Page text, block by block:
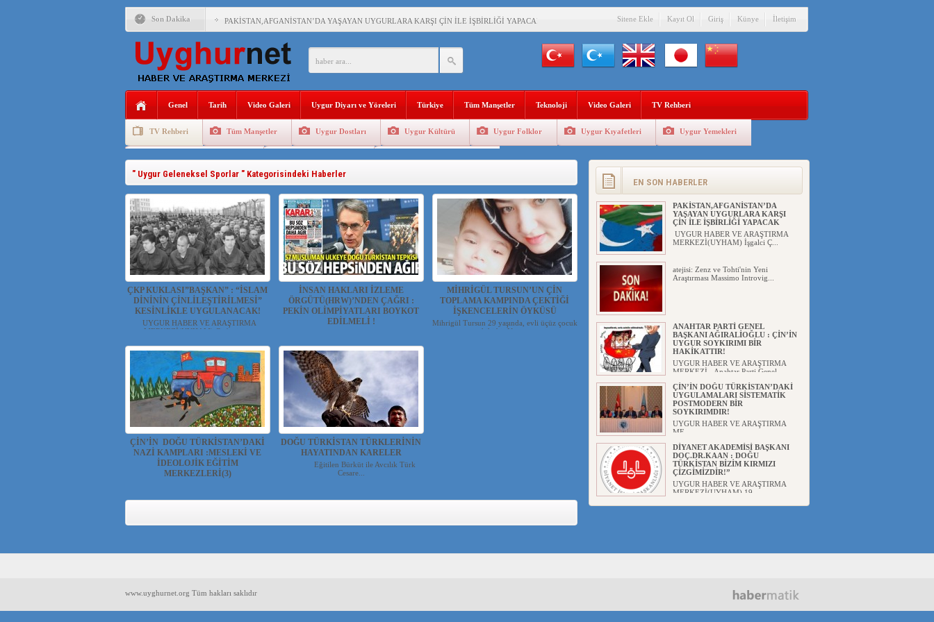
Son Dakika PAKİSTAN,AFGANİSTAN’DA YAŞAYAN UYGURLARA KARŞI ÇİN İLE İŞBİRLİĞİ YAPACAK
ANAHTAR PARTİ GENEL BAŞKANI AĞIRALİOĞLU : ÇİN’İN UYGUR SOYKIRIMI BİR HAKİKATTIR!
ÇİN’İN DOĞU TÜRKİSTAN’DAKİ UYGULAMALARI SİSTEMATİK POSTMODERN BİR SOYKIRIMDIR!
DİYANET AKADEMİSİ BAŞKANI DOÇ.DR.KAAN : DOĞU TÜRKİSTAN BİZİM KIRMIZI ÇİZGİMİZDİR!”
ÇİN’İN ANKARA BÜYÜKELÇİSİ JİANG’İN TRABZON ZİYARETİ
Sitene Ekle Kayıt Ol Giriş Künye İletişim
Genel Tarih Video Galeri Uygur Diyarı ve Yöreleri Türkiye Tüm Manşetler Teknoloji Video Galeri TV Rehberi
TV Rehberi Tüm Manşetler Uygur Dostları Uygur Kültürü Uygur Folklor Uygur Kıyafetleri Uygur Yemekleri
Uygurlarda Düğün ve Cenaze Uygur Geleneksel Tip Uygur Geleneksel Sporlar
" Uygur Geleneksel Sporlar " Kategorisindeki Haberler
ÇKP KUKLASI”BAŞKAN” : “İSLAM
DİNİNİN ÇİNLİLEŞTİRİLMESİ”
KESİNLİKLE UYGULANACAK!
UYGUR HABER VE ARAŞTIRMA
MERKEZİ(UYHAM) Çin'in işg...
İNSAN HAKLARI İZLEME
ÖRGÜTÜ(HRW)’NDEN ÇAĞRI :
PEKİN OLİMPİYATLARI BOYKOT
EDİLMELİ !
MİHRİGÜL TURSUN’UN ÇİN
TOPLAMA KAMPINDA ÇEKTİĞİ
İŞKENCELERİN ÖYKÜSÜ
Mihrigül Tursun 29 yaşında, evli üçüz çocuk
sahibi bir Uygur...
ÇİN’İN DOĞU TÜRKİSTAN’DAKİ
NAZİ KAMPLARI :MESLEKİ VE
İDEOLOJİK EĞİTİM
MERKEZLERİ(3)
DOĞU TÜRKİSTAN TÜRKLERİNİN
HAYATINDAN KARELER
Eğitilen Bürküt ile Avcılık Türk
Cesare...
EN SON HABERLER
ÇİN’İN “GÜVENLİK”SÖYLEMİ İLE
MEŞRULAŞTIRDIĞI ÇKP DEVLET
TERÖRÜ
YILMAZ ER(habernida.com) Çin
PAKİSTAN,AFGANİSTAN’DA
YAŞAYAN UYGURLARA KARŞI
ÇİN İLE İŞBİRLİĞİ YAPACAK
UYGUR HABER VE ARAŞTIRMA
MERKEZİ(UYHAM) İşgalci Ç...
atejisi: Zenz ve Tohti'nin Yeni
Araştırması Massimo Introvig...
ANAHTAR PARTİ GENEL
BAŞKANI AĞIRALİOĞLU : ÇİN’İN
UYGUR SOYKIRIMI BİR
HAKİKATTIR!
UYGUR HABER VE ARAŞTIRMA
MERKEZİ Anahtar Parti Genel
ÇİN’İN DOĞU TÜRKİSTAN’DAKİ
UYGULAMALARI SİSTEMATİK
POSTMODERN BİR
SOYKIRIMDIR!
UYGUR HABER VE ARAŞTIRMA
ME...
DİYANET AKADEMİSİ BAŞKANI
DOÇ.DR.KAAN : DOĞU
TÜRKİSTAN BİZİM KIRMIZI
ÇİZGİMİZDİR!”
UYGUR HABER VE ARAŞTIRMA
MERKEZİ(UYHAM) 19...
150 YILDIR KAYNAYAN YARAMIZ
MERKEZİ(UYHAM) Diyanet
www.uyghurnet.org Tüm hakları saklıdır